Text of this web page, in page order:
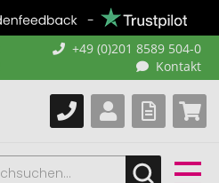
+49 (0)201 8589 504-0
Kontakt